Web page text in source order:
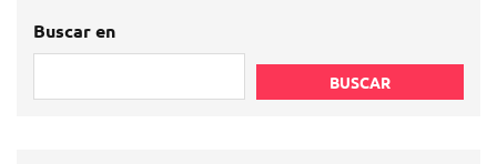
Buscar en
BUSCAR